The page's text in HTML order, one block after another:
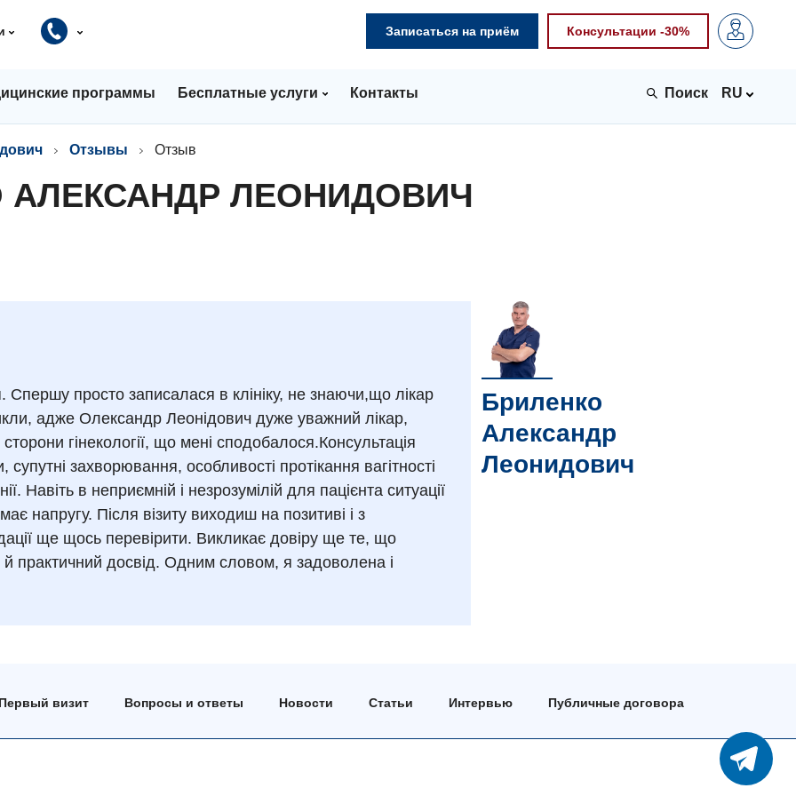
Записаться на приём Консультации -30%
программы Бесплатные услуги Контакты RU
Отзывы Отзыв
ЛЕОНИДОВИЧ
просто записалася в клініку, не знаючи,що лікар
адже Олександр Леонідович дуже уважний лікар,
гінекології, що мені сподобалося.Консультація
захворювання, особливості протікання вагітності
Навіть в неприємній і незрозумілій для пацієнта ситуації
напругу. Після візиту виходиш на позитиві і з
ще щось перевірити. Викликає довіру ще те, що
практичний досвід. Одним словом, я задоволена і
Бриленко
Александр
Леонидович
Первый визит Вопросы и ответы Новости Статьи Интервью Публичные договора